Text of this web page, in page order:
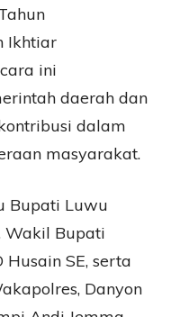
Ikhtiar
ini
daerah dan
dalam
masyarakat.
Bupati Luwu
Wakil Bupati
Husain SE, serta
Danyon